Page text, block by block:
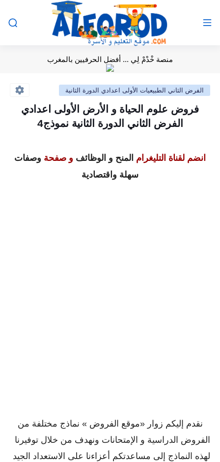
منصة خْدْمْ لِي ... أفضل الحرفيين بالمغرب
الفرض الثاني الطبيعيات الأولى اعدادي الدورة الثانية
فروض علوم الحياة و الأرض الأولى اعدادي
الفرض الثاني الدورة الثانية نموذج4
انضم لقناة التليغرام المنح و الوظائف و صفحة وصفات
سهلة واقتصادية
نقدم إليكم زوار «موقع الفروض » نماذج مختلفة من
الفروض الدراسية و الإمتحانات ونهدف من خلال توفيرنا
لهذه النماذج إلى مساعدتكم أعزاءنا على الاستعداد الجيد